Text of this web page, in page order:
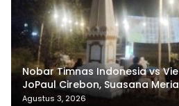
Nobar Timnas Indonesia vs
JoPaul Cirebon, Suasana
Nasionalisme
Agustus 3, 2026